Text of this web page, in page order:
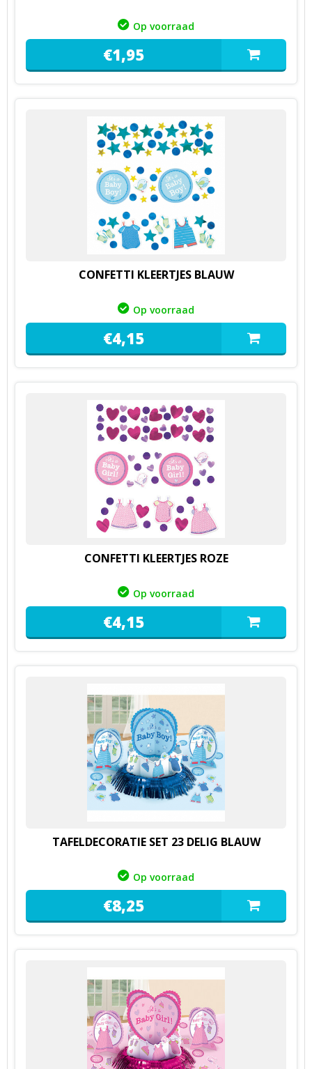
Op voorraad
€1,95
CONFETTI KLEERTJES BLAUW
Op voorraad
€4,15
CONFETTI KLEERTJES ROZE
Op voorraad
€4,15
TAFELDECORATIE SET 23 DELIG BLAUW
Op voorraad
€8,25